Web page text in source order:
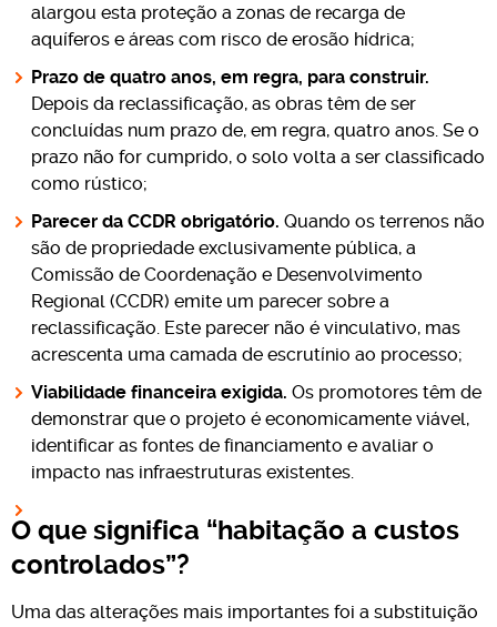
alargou esta proteção a zonas de recarga de
aquíferos e áreas com risco de erosão hídrica;
Prazo de quatro anos, em regra, para construir.
Depois da reclassificação, as obras têm de ser
concluídas num prazo de, em regra, quatro anos. Se o
prazo não for cumprido, o solo volta a ser classificado
como rústico;
Parecer da CCDR obrigatório. Quando os terrenos não
são de propriedade exclusivamente pública, a
Comissão de Coordenação e Desenvolvimento
Regional (CCDR) emite um parecer sobre a
reclassificação. Este parecer não é vinculativo, mas
acrescenta uma camada de escrutínio ao processo;
Viabilidade financeira exigida. Os promotores têm de
demonstrar que o projeto é economicamente viável,
identificar as fontes de financiamento e avaliar o
impacto nas infraestruturas existentes.
O que significa “habitação a custos
controlados”?
Uma das alterações mais importantes foi a substituição